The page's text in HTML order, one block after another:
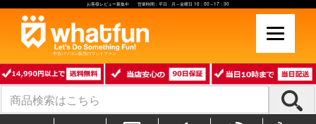
お客様レビュー募集中 営業時間：平日 月～金曜日 10：00～17：30
中古パソコン販売のワットファン